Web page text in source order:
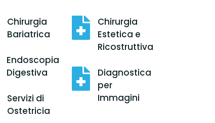
Chirurgia
Bariatrica
Endoscopia
Digestiva
Servizi di
Ostetricia

Chirurgia
Estetica e
Ricostruttiva

Diagnostica
per
Immagini